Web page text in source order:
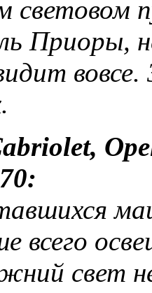
световом
Приоры,
всего
свет